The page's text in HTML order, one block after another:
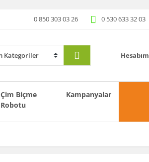
0 850 303 03 26 0 530 633 32 03
Hesabım
Çim Biçme
Robotu
Kampanyalar